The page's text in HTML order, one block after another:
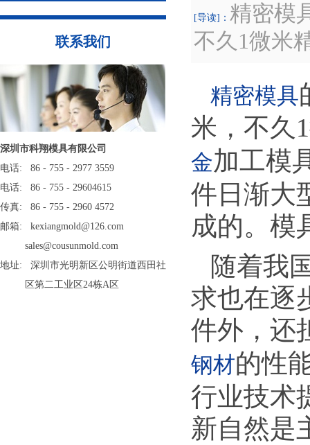
联系我们
深圳市科翔模具有限公司
电话: 86 - 755 - 2977 3559
电话: 86 - 755 - 29604615
传真: 86 - 755 - 2960 4572
邮箱: kexiangmold@126.com
sales@cousunmold.com
地址: 深圳市光明新区公明街道西田社
区第二工业区24栋A区
[导读]： 精密模
不久1微米
精密模具
米，不久
金加工模
件日渐大
成的。模
随着我
求也在逐
件外，还
钢材的性
行业技术
新自然是